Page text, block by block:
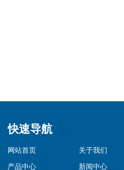
快速导航
网站首页
关于我们
产品中心
新闻中心